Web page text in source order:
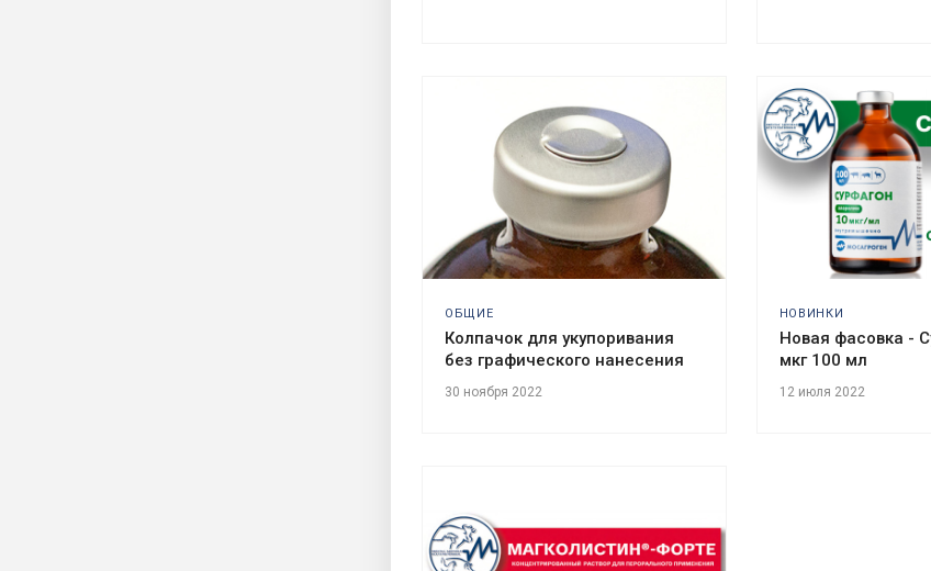
ОБЩИЕ
Колпачок для укупоривания
без графического нанесения
30 ноября 2022
НОВИНКИ
Новая фасовка -
мкг 100 мл
12 июля 2022